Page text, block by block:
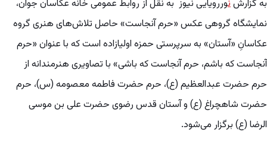
به گزارشنوررویایی نیوز به نقل از روابط عمومی خانه عکاسان جوان،
نمایشگاه گروهی عکس «حرم آنجاست» حاصل تلاش‌های هنری گروه
عکاسانِ «آستان» به سرپرستی حمزه اولیازاده است که با عنوان «حرم
آنجاست که باشم، حرم آنجاست که باشی» با تصاویری هنرمندانه از
حرم حضرت عبدالعظیم (ع)، حرم حضرت فاطمه معصومه (س)، حرم
حضرت شاهچراغ (ع) و آستان قدس رضوی حضرت علی بن موسی
الرضا (ع) برگزار می‌شود.